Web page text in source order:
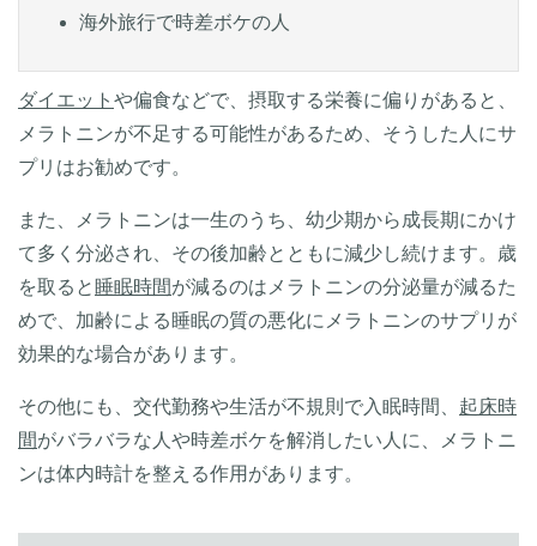
海外旅行で時差ボケの人
ダイエット や偏食などで、摂取する栄養に偏りがあると、
メラトニンが不足する可能性があるため、そうした人にサ
プリはお勧めです。
また、メラトニンは一生のうち、幼少期から成長期にかけ
て多く分泌され、その後加齢とともに減少し続けます。歳
を取ると 睡眠時間が減るのはメラトニンの分泌量が減るた
めで、加齢による睡眠の質の悪化にメラトニンのサプリが
効果的な場合があります。
その他にも、交代勤務や生活が不規則で入眠時間、 起床時
間がバラバラな人や時差ボケを解消したい人に、メラトニ
ンは体内時計を整える作用があります。